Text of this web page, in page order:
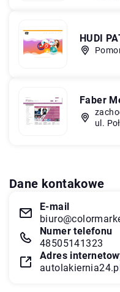
HUDI
Faber
ul.
Dane kontakowe
E-mail
Numer telefonu
48505141323
Adres